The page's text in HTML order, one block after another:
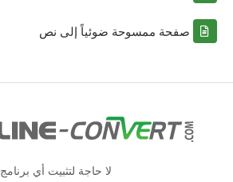
صفحة ممسوحة ضوئياً إلى نص
لا حاجة لتثبيت أي برنامج.